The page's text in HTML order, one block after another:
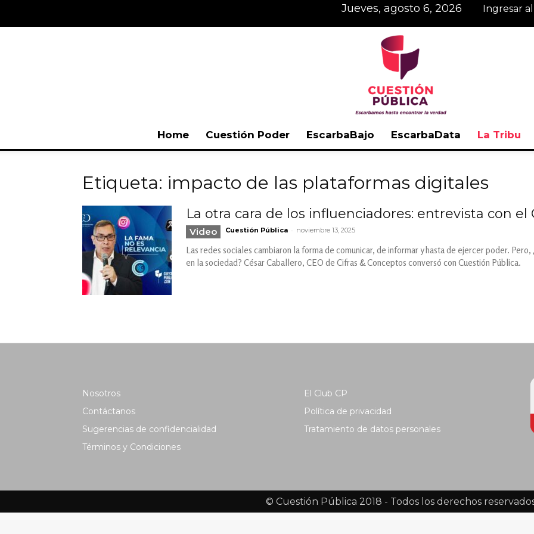
jueves, agosto 6, 2026 Ingresar
Home Cuestión Poder EscarbaBajo EscarbaData La Tribu
Etiqueta: impacto de las plataformas digitales
La otra cara de los influenciadores: entrevista con el
Video Cuestión Pública - noviembre 13, 2025
Las redes sociales cambiaron la forma de comunicar, de informar y hasta de ejercer poder.
en la sociedad? César Caballero, CEO de Cifras & Conceptos conversó con Cuestión Pública.
Nosotros
Contáctanos
Sugerencias de confidencialidad
Términos y Condiciones
El Club CP
Política de privacidad
Tratamiento de datos personales
© Cuestión Pública 2018 - Todos los derechos